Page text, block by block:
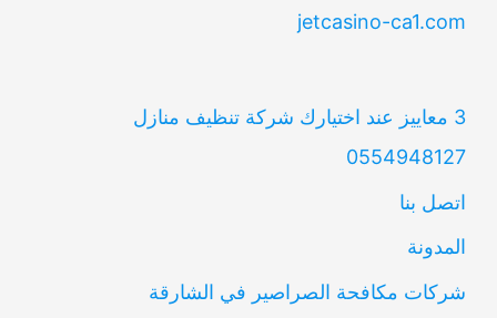
jetcasino-ca1.com
3 معاييز عند اختيارك شركة تنظيف منازل
0554948127
اتصل بنا
المدونة
شركات مكافحة الصراصير في الشارقة